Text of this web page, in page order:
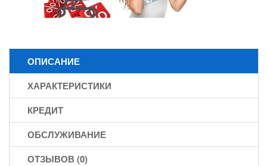
ОПИСАНИЕ
ХАРАКТЕРИСТИКИ
КРЕДИТ
ОБСЛУЖИВАНИЕ
ОТЗЫВОВ (0)